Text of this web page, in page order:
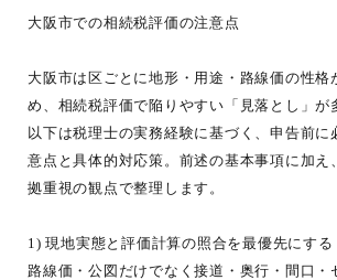
大阪市での相続税評価の注意点
大阪市は区ごとに地形・用途・路線価の性格
め、相続税評価で陥りやすい「見落とし」が
以下は税理士の実務経験に基づく、申告前に
意点と具体的対応策。前述の基本事項に加え
拠重視の観点で整理します。
1) 現地実態と評価計算の照合を最優先にする
路線価・公図だけでなく接道・奥行・間口・